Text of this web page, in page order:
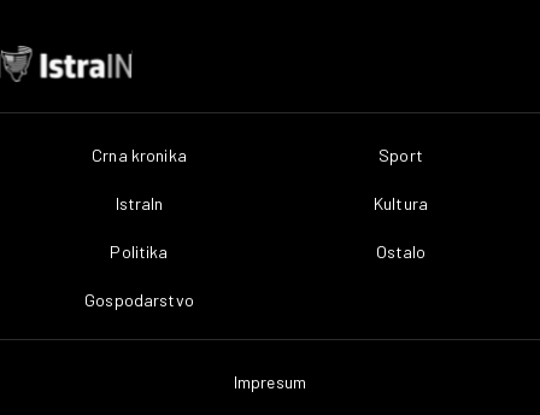
Crna kronika
IstraIn
Politika
Gospodarstvo
Sport
Kultura
Ostalo
Impresum